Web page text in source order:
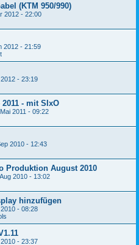
(KTM 950/990)
2012 - 22:00
2012 - 21:59
- 23:19
- mit SIxO
2011 - 09:22
2010 - 12:43
Produktion August 2010
2010 - 13:02
hinzufügen
- 08:28
- 23:37